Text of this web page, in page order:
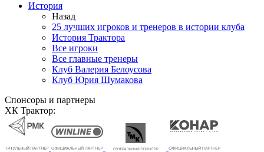
История
Назад
25 лучших игроков и тренеров в истории клуба
История Трактора
Все игроки
Все главные тренеры
Клуб Валерия Белоусова
Клуб Юрия Шумакова
Спонсоры и партнеры
ХК Трактор: